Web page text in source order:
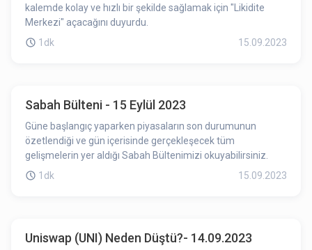
kalemde kolay ve hızlı bir şekilde sağlamak için "Likidite
Merkezi" açacağını duyurdu.
1dk
15.09.2023
Sabah Bülteni - 15 Eylül 2023
Güne başlangıç yaparken piyasaların son durumunun
özetlendiği ve gün içerisinde gerçekleşecek tüm
gelişmelerin yer aldığı Sabah Bültenimizi okuyabilirsiniz.
1dk
15.09.2023
Uniswap (UNI) Neden Düştü?- 14.09.2023